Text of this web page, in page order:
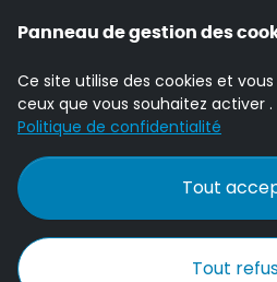
Panneau de gestion des
Ce site utilise des cookies et
ceux que vous souhaitez activer .
Politique de confidentialité
Tout
Tout